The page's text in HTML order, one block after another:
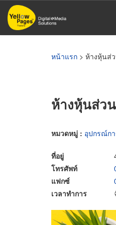
ข้าม
ไป
หน้าแรก > ห้างหุ้นส่
ห้างหุ้นส่ว
หมวดหมู่ : อุปกรณ์ก
ที่อยู่
โทรศัพท์
แฟกซ์
เวลาทำการ